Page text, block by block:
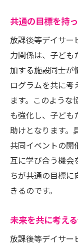
共通の目標を持
放課後等デイサー
力関係は、子ども
加する施設同士が
ログラムを共に考
ます。このよう
も強化し、子ど
助けとなります。
共同イベントの開
互に学び合う機会
ちが共通の目標
きるのです。
未来を共に考え
放課後等デイサー